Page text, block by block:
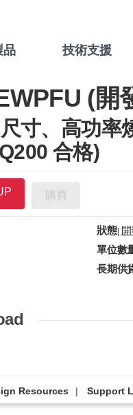
品 技術支援
(開
寸、高功率
合格)
購買
狀態|
單位數
長期供
Resources Support